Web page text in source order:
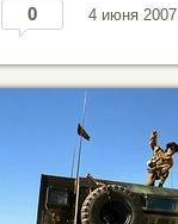
0 4 июня 2007